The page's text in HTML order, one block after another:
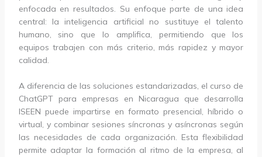
enfocada en resultados. Su enfoque parte de una idea
central: la inteligencia artificial no sustituye el talento
humano, sino que lo amplifica, permitiendo que los
equipos trabajen con más criterio, más rapidez y mayor
calidad.
A diferencia de las soluciones estandarizadas, el curso de
ChatGPT para empresas en Nicaragua que desarrolla
ISEEN puede impartirse en formato presencial, híbrido o
virtual, y combinar sesiones síncronas y asíncronas según
las necesidades de cada organización. Esta flexibilidad
permite adaptar la formación al ritmo de la empresa, al